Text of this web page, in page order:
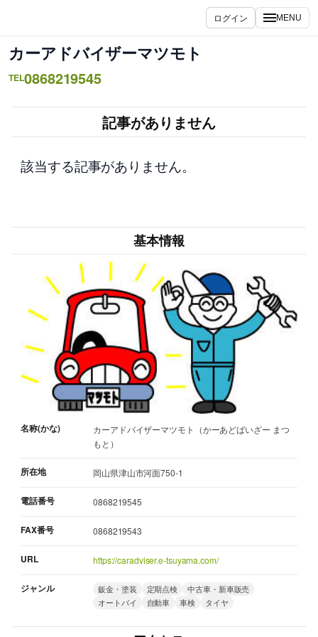
ス
キ
ログイン MENU
カーアドバイザーマツモト
TEL0868219545
記事がありません
該当する記事がありません。
基本情報
名称(かな)
カーアドバイザーマツモト（かーあどばいざー まつ
もと）
所在地 岡山県津山市河面750-1
電話番号 0868219545
FAX番号 0868219543
URL https://caradviser.e-tsuyama.com/
ジャンル 鈑金・塗装 定期点検
中古車・新車販売
オートバイ
自動車 車検 タイヤ